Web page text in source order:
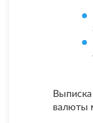
валюты